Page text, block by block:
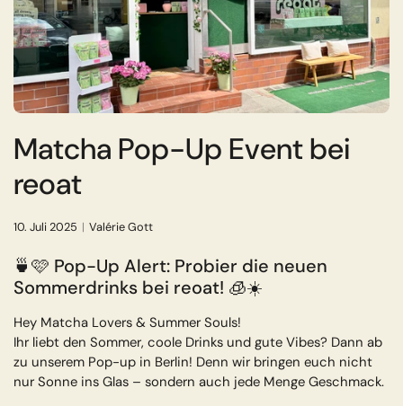
About
Suche
Login
Matcha Pop-Up Event bei
reoat
10. Juli 2025 Valérie Gott
🍵🩷 Pop-Up Alert: Probier die neuen
Sommerdrinks bei reoat! 🧊☀️
Hey Matcha Lovers & Summer Souls!
Ihr liebt den Sommer, coole Drinks und gute Vibes? Dann ab
zu unserem Pop-up in Berlin! Denn wir bringen euch nicht
nur Sonne ins Glas – sondern auch jede Menge Geschmack.